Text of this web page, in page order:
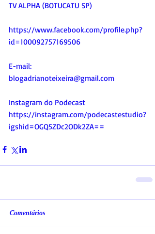
TV ALPHA (BOTUCATU SP)
https://www.facebook.com/profile.php?
id=100092757169506
E-mail:
blogadrianoteixeira@gmail.com
Instagram do Podecast
https://instagram.com/podecastestudio?
igshid=OGQ5ZDc2ODk2ZA==
Comentários